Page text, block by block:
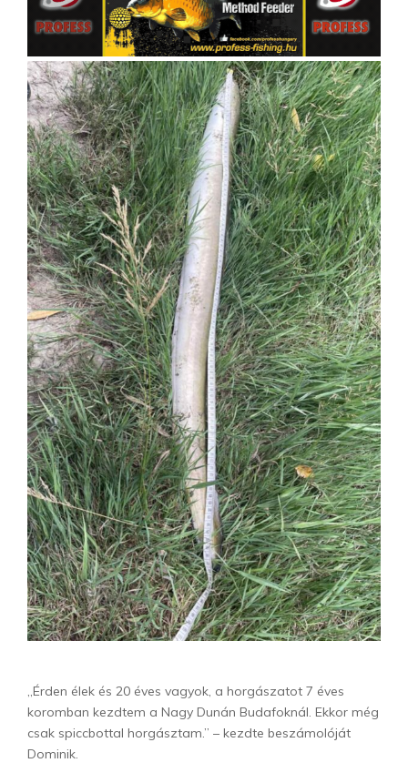
„Érden élek és 20 éves vagyok, a horgászatot 7 éves
koromban kezdtem a Nagy Dunán Budafoknál. Ekkor még
csak spiccbottal horgásztam.” – kezdte beszámolóját
Dominik.